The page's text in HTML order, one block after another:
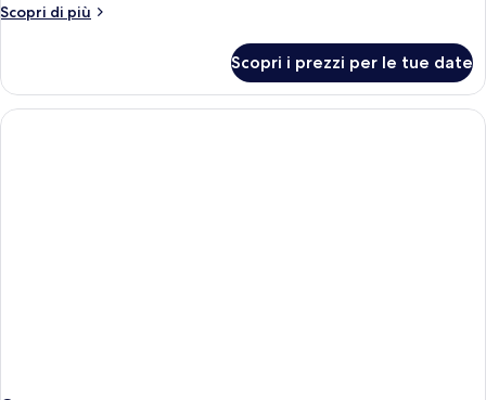
letto
2
letti
Scopri di più
Altri
Superior
con
letto
Scopri i prezzi per le tue date